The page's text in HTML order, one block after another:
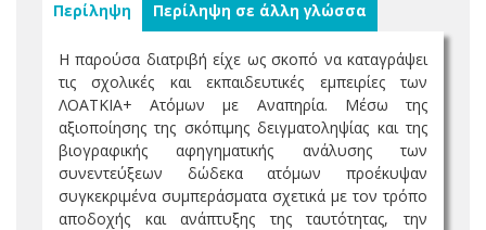
Περίληψη Περίληψη σε άλλη γλώσσα
Η παρούσα διατριβή είχε ως σκοπό να καταγράψει
τις σχολικές και εκπαιδευτικές εμπειρίες των
ΛΟΑΤΚΙΑ+ Ατόμων με Αναπηρία. Μέσω της
αξιοποίησης της σκόπιμης δειγματοληψίας και της
βιογραφικής αφηγηματικής ανάλυσης των
συνεντεύξεων δώδεκα ατόμων προέκυψαν
συγκεκριμένα συμπεράσματα σχετικά με τον τρόπο
αποδοχής και ανάπτυξης της ταυτότητας, την